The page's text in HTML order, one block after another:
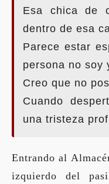
Esa chica de
dentro de esa
Parece estar
persona no soy
Creo que no
Cuando
una tristeza
Entrando al
izquierdo del